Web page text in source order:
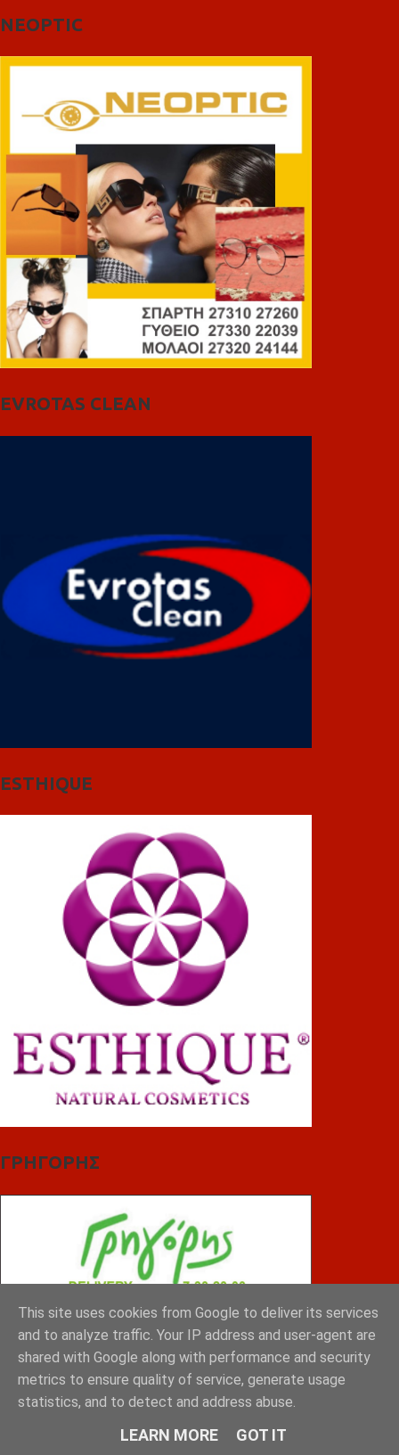
NEOPTIC
EVROTAS CLEAN
ESTHIQUE
ΓΡΗΓΟΡΗΣ
This site uses cookies from Google to deliver its services
and to analyze traffic. Your IP address and user-agent are
shared with Google along with performance and security
metrics to ensure quality of service, generate usage
statistics, and to detect and address abuse.
LEARN MORE GOT IT